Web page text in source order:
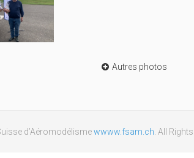
Autres photos
d’Aéromodélismewwww.fsam.ch . All